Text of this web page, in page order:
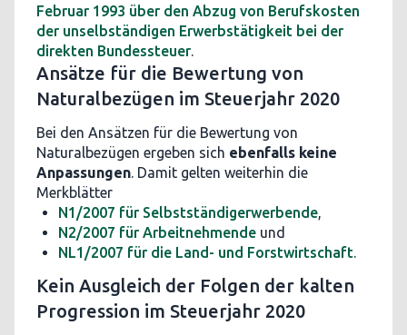
Februar 1993 über den Abzug von Berufskosten
der unselbständigen Erwerbstätigkeit bei der
direkten Bundessteuer.
Ansätze für die Bewertung von
Naturalbezügen im Steuerjahr 2020
Bei den Ansätzen für die Bewertung von
Naturalbezügen ergeben sich ebenfalls keine
Anpassungen. Damit gelten weiterhin die
Merkblätter
N1/2007 für Selbstständigerwerbende,
N2/2007 für Arbeitnehmende und
NL1/2007 für die Land- und Forstwirtschaft.
Kein Ausgleich der Folgen der kalten
Progression im Steuerjahr 2020